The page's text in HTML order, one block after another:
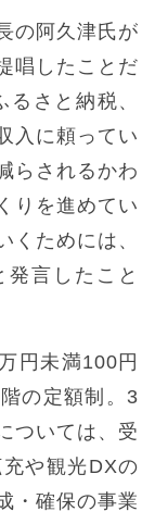
の阿久津氏が
唱したことだ
さと納税、
入に頼ってい
らされるかわ
りを進めてい
くためには、
言したこと
円未満100円
の定額制。3
ついては、受
や観光DXの
・確保の事業